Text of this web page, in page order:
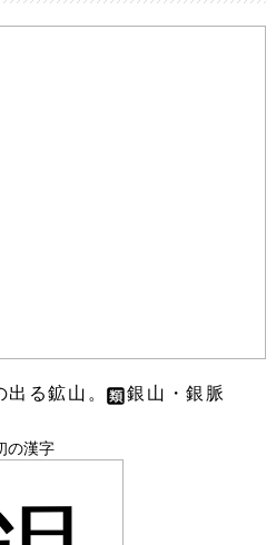
る鉱山。 銀山・銀脈
の漢字